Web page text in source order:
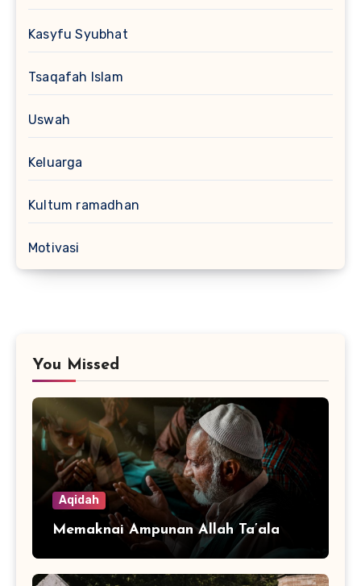
Kasyfu Syubhat
Tsaqafah Islam
Uswah
Keluarga
Kultum ramadhan
Motivasi
You Missed
Aqidah
Memaknai Ampunan Allah Ta’ala